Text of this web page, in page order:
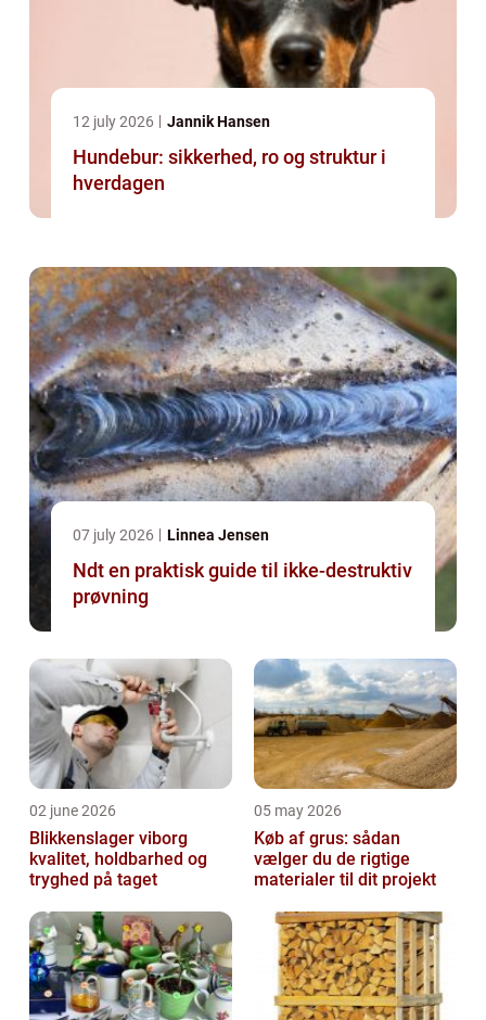
12 july 2026 Jannik Hansen
Hundebur: sikkerhed, ro og struktur i
hverdagen
07 july 2026 Linnea Jensen
Ndt en praktisk guide til ikke-destruktiv
prøvning
02 june 2026
Blikkenslager viborg
kvalitet, holdbarhed og
tryghed på taget
05 may 2026
Køb af grus: sådan
vælger du de rigtige
materialer til dit projekt